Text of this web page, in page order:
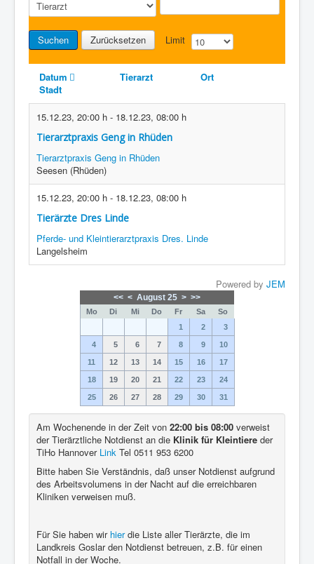
Suchen Zurücksetzen Limit
Datum Tierarzt
Ort
Stadt
15.12.23, 20:00 h - 18.12.23, 08:00 h
Tierarztpraxis Geng in Rhüden
Tierarztpraxis Geng in Rhüden
Seesen (Rhüden)
15.12.23, 20:00 h - 18.12.23, 08:00 h
Tierärzte Dres Linde
Pferde- und Kleintierarztpraxis Dres. Linde
Langelsheim
Powered by JEM
<< < August 25 > >>
Mo Di Mi Do Fr Sa
So
1
2 3
4 5 6 7 8 9 10
11 12 13 14 15 16 17
18 19 20 21 22 23 24
25 26 27 28 29 30 31
Am Wochenende in der Zeit von 22:00 bis 08:00 verweist
der Tierärztliche Notdienst an die Klinik für Kleintiere der
TiHo Hannover Link Tel 0511 953 6200
Bitte haben Sie Verständnis, daß unser Notdienst aufgrund
des Arbeitsvolumens in der Nacht auf die erreichbaren
Kliniken verweisen muß.
Für Sie haben wir hierdie Liste aller Tierärzte, die im
Landkreis Goslar den Notdienst betreuen, z.B. für einen
Notfall in der Woche.